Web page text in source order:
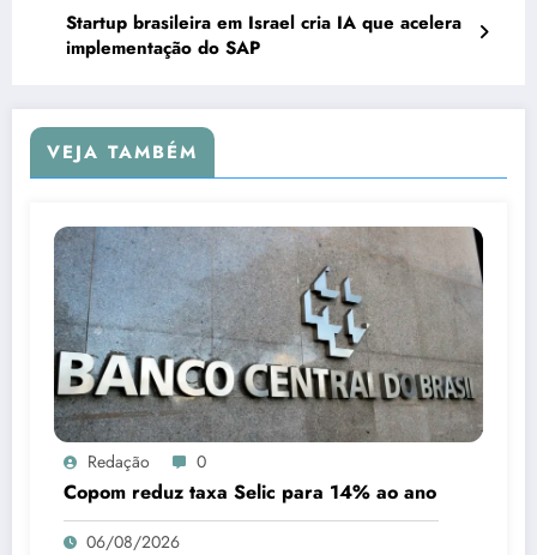
Startup brasileira em Israel cria IA que acelera
implementação do SAP
VEJA TAMBÉM
Redação 0
Copom reduz taxa Selic para 14% ao ano
06/08/2026